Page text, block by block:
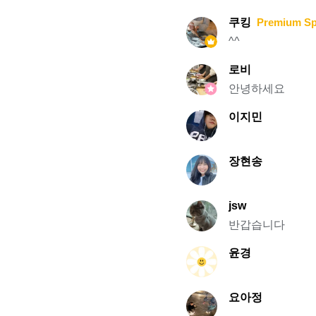
쿠킹 Premium
^^
로비
안녕하세요
이지민
장현송
jsw
반갑습니다
윤경
요아정